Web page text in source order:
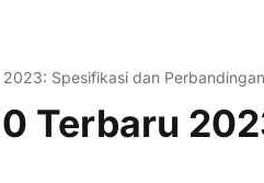
Spesifikasi dan Perbandingan
Terbaru